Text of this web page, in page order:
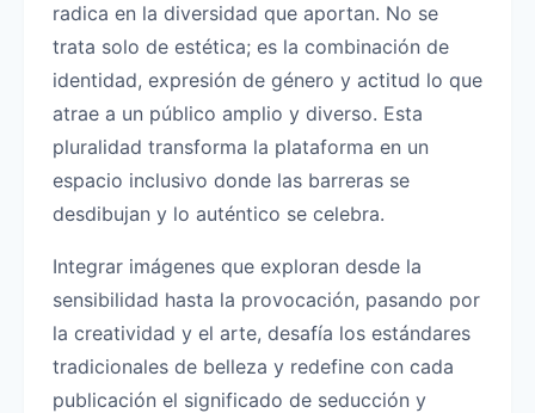
radica en la diversidad que aportan. No se
trata solo de estética; es la combinación de
identidad, expresión de género y actitud lo que
atrae a un público amplio y diverso. Esta
pluralidad transforma la plataforma en un
espacio inclusivo donde las barreras se
desdibujan y lo auténtico se celebra.
Integrar imágenes que exploran desde la
sensibilidad hasta la provocación, pasando por
la creatividad y el arte, desafía los estándares
tradicionales de belleza y redefine con cada
publicación el significado de seducción y